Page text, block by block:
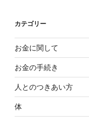
カテゴリー
お金に関して
お金の手続き
人とのつきあい方
体